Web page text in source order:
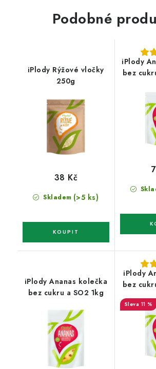
Podobné
iPlody Rýžové vločky
250g
Skladem (>5 ks)
38 Kč
iPlody
bez
iPlody Ananas kolečka
bez cukru a SO2 1kg
iPlody
bez
11 %